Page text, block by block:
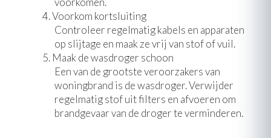
Voorkom kortsluiting
Controleer regelmatig kabels en apparaten
op slijtage en maak ze vrij van stof of vuil.
Maak de wasdroger schoon
Een van de grootste veroorzakers van
woningbrand is de wasdroger. Verwijder
regelmatig stof uit filters en afvoeren om
brandgevaar van de droger te verminderen.